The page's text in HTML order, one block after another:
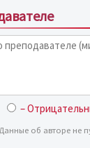
–
Данные об авторе не